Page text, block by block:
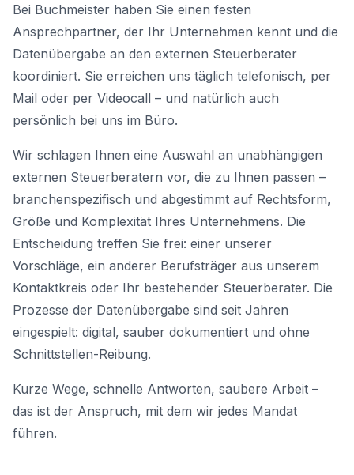
Bei Buchmeister haben Sie einen festen
Ansprechpartner, der Ihr Unternehmen kennt und die
Datenübergabe an den externen Steuerberater
koordiniert. Sie erreichen uns täglich telefonisch, per
Mail oder per Videocall – und natürlich auch
persönlich bei uns im Büro.
Wir schlagen Ihnen eine Auswahl an unabhängigen
externen Steuerberatern vor, die zu Ihnen passen –
branchenspezifisch und abgestimmt auf Rechtsform,
Größe und Komplexität Ihres Unternehmens. Die
Entscheidung treffen Sie frei: einer unserer
Vorschläge, ein anderer Berufsträger aus unserem
Kontaktkreis oder Ihr bestehender Steuerberater. Die
Prozesse der Datenübergabe sind seit Jahren
eingespielt: digital, sauber dokumentiert und ohne
Schnittstellen-Reibung.
Kurze Wege, schnelle Antworten, saubere Arbeit –
das ist der Anspruch, mit dem wir jedes Mandat
führen.